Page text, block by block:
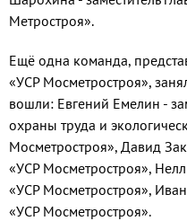
Метростроя».
Ещё одна команда,
«УСР Мосметростроя»,
вошли: Евгений Емелин -
охраны труда и
Мосметростроя», Давид
«УСР Мосметростроя»,
«УСР Мосметростроя»,
«УСР Мосметростроя».